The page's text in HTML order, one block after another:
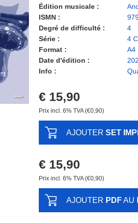
Édition musicale :
ISMN :
Degré de difficulté :
4
Série :
4
Format :
A4
Date d'édition :
Info :
€ 15,90
Prix ​​incl. 6% TVA (€0,90)
AJOUTER SET
€ 15,90
Prix ​​incl. 6% TVA (€0,90)
AJOUTER PDFAU